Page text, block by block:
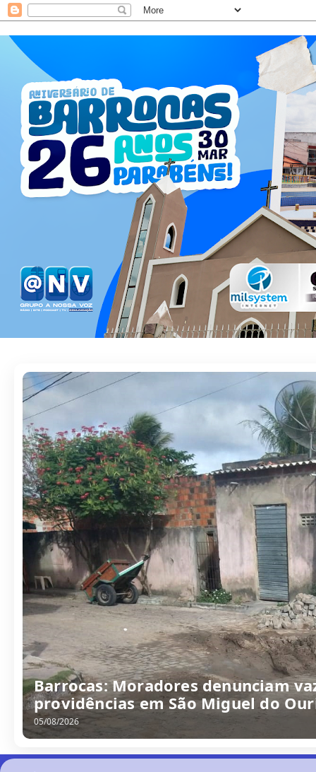
Barrocas: Moradores denunciam
providências em São Miguel do
05/08/2026